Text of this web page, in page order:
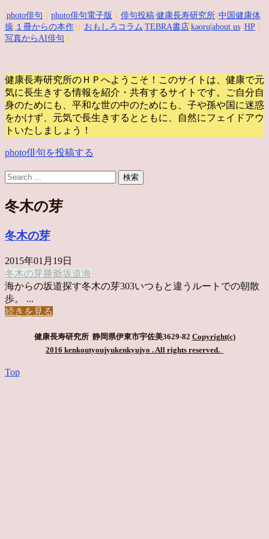
photo俳句 photo俳句電子版 俳句投稿 健康長寿研究所 中国健康体
操 １冊からの本作 り| おもしろコラム TEBRA書店 kaoru |about us HP
写真からAI俳句
健康長寿研究所のＨＰへようこそ！このサイトは、健康で元
気に長生きする情報を紹介・共有するサイトです。
ご自分自
身のためにも、平和な世の中のためにも、子や孫や国に迷惑
をかけず、元気で長生きするとともに、自然にフェイドアウ
トいたしましょう！
photo俳句を投稿する
冬木の芽
冬木の芽
2015年01月19日
冬木の芽 勝爺坂道海
海からの坂道探す冬木の芽303いつもと違うルートでの朝散
歩。 ...
続きを見る
健康長寿研究所 静岡県伊東市宇佐美3629-82 Copyright(c)
2016 kenkoutyoujyukenkyujyo . All rights reserved.
Top